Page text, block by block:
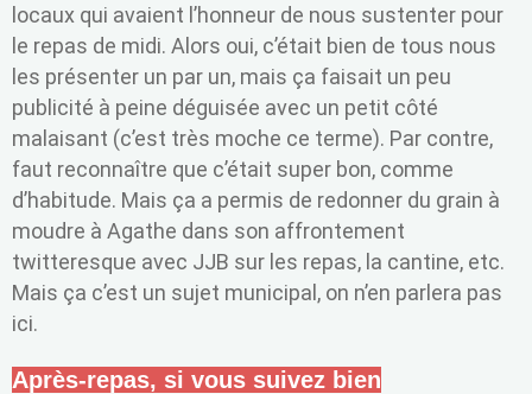
locaux qui avaient l’honneur de nous sustenter pour
le repas de midi. Alors oui, c’était bien de tous nous
les présenter un par un, mais ça faisait un peu
publicité à peine déguisée avec un petit côté
malaisant (c’est très moche ce terme). Par contre,
faut reconnaître que c’était super bon, comme
d’habitude. Mais ça a permis de redonner du grain à
moudre à Agathe dans son affrontement
twitteresque avec JJB sur les repas, la cantine, etc.
Mais ça c’est un sujet municipal, on n’en parlera pas
ici.
Après-repas, si vous suivez bien